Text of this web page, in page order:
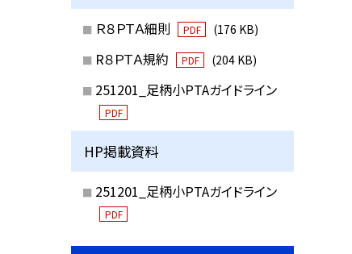
Ｒ８ＰＴＡ細則 PDF (176 KB)
R８ＰＴＡ規約 PDF (204 KB)
251201_足柄小PTAガイドライン
PDF
HP掲載資料
251201_足柄小PTAガイドライン
PDF